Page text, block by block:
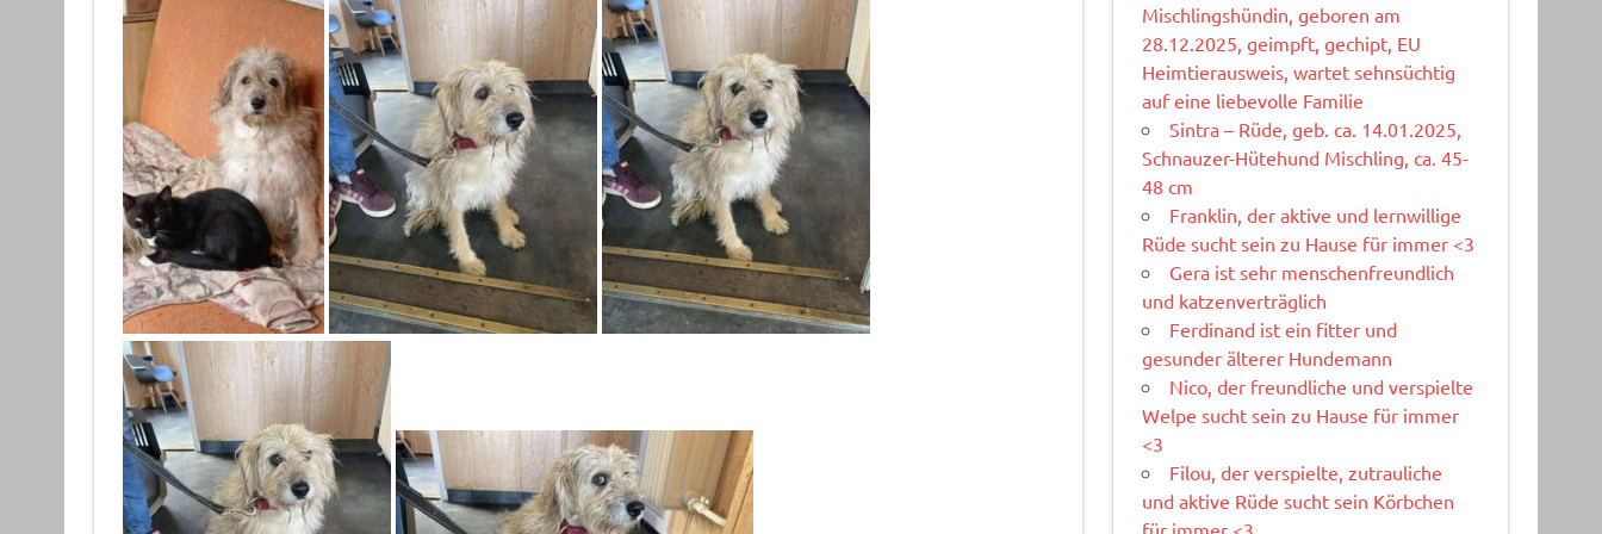
Mischlingshündin, geboren am
28.12.2025, geimpft, gechipt, EU
Heimtierausweis, wartet sehnsüchtig
auf eine liebevolle Familie
Sintra – Rüde, geb. ca. 14.01.2025,
Schnauzer-Hütehund Mischling, ca. 45-
48 cm
Franklin, der aktive und lernwillige
Rüde sucht sein zu Hause für immer <3
Gera ist sehr menschenfreundlich
und katzenverträglich
Ferdinand ist ein fitter und
gesunder älterer Hundemann
Nico, der freundliche und verspielte
Welpe sucht sein zu Hause für immer
<3
Filou, der verspielte, zutrauliche
und aktive Rüde sucht sein Körbchen